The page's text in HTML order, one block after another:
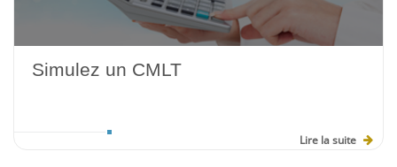
Simulez un CMLT
Lire la suite